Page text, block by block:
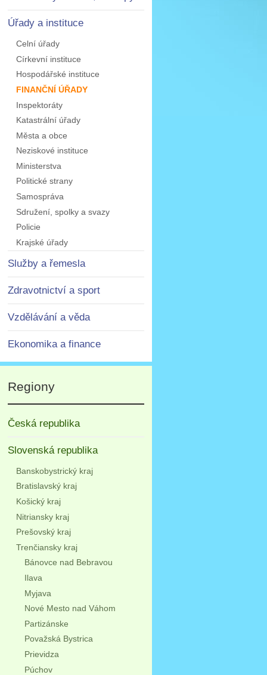
Úřady a instituce
Celní úřady
Církevní instituce
Hospodářské instituce
FINANČNÍ ÚŘADY
Inspektoráty
Katastrální úřady
Města a obce
Neziskové instituce
Ministerstva
Politické strany
Samospráva
Sdružení, spolky a svazy
Policie
Krajské úřady
Služby a řemesla
Zdravotnictví a sport
Vzdělávání a věda
Ekonomika a finance
Regiony
Česká republika
Slovenská republika
Banskobystrický kraj
Bratislavský kraj
Košický kraj
Nitriansky kraj
Prešovský kraj
Trenčiansky kraj
Bánovce nad Bebravou
Ilava
Myjava
Nové Mesto nad Váhom
Partizánske
Považská Bystrica
Prievidza
Púchov